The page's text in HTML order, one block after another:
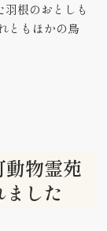
根のおとしも
ともほかの鳥
物霊苑
した